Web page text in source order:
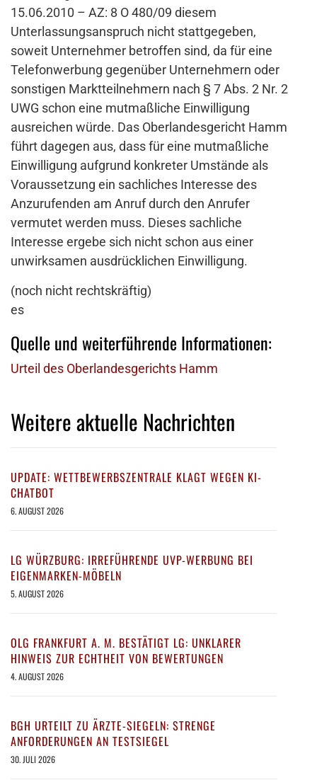
15.06.2010 – AZ: 8 O 480/09 diesem
Unterlassungsanspruch nicht stattgegeben,
soweit Unternehmer betroffen sind, da für eine
Telefonwerbung gegenüber Unternehmern oder
sonstigen Marktteilnehmern nach § 7 Abs. 2 Nr. 2
UWG schon eine mutmaßliche Einwilligung
ausreichen würde. Das Oberlandesgericht Hamm
führt dagegen aus, dass für eine mutmaßliche
Einwilligung aufgrund konkreter Umstände als
Voraussetzung ein sachliches Interesse des
Anzurufenden am Anruf durch den Anrufer
vermutet werden muss. Dieses sachliche
Interesse ergebe sich nicht schon aus einer
unwirksamen ausdrücklichen Einwilligung.
(noch nicht rechtskräftig)
es
Quelle und weiterführende Informationen:
Urteil des Oberlandesgerichts Hamm
Weitere aktuelle Nachrichten
UPDATE: WETTBEWERBSZENTRALE KLAGT WEGEN KI-
CHATBOT
6. AUGUST 2026
LG WÜRZBURG: IRREFÜHRENDE UVP-WERBUNG BEI
EIGENMARKEN-MÖBELN
5. AUGUST 2026
OLG FRANKFURT A. M. BESTÄTIGT LG: UNKLARER
HINWEIS ZUR ECHTHEIT VON BEWERTUNGEN
4. AUGUST 2026
BGH URTEILT ZU ÄRZTE-SIEGELN: STRENGE
ANFORDERUNGEN AN TESTSIEGEL
30. JULI 2026